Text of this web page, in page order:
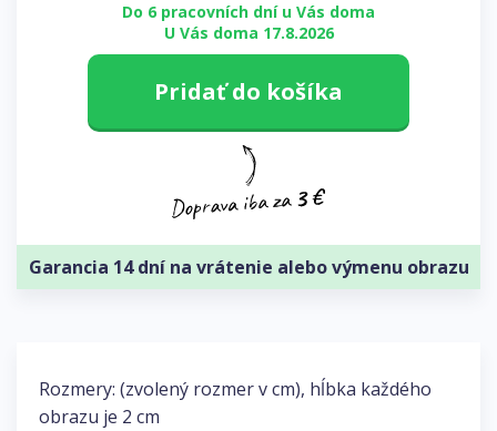
Rozmery: (zvolený rozmer v cm), hĺbka každého
obrazu je 2 cm
Do 6 pracovních dní u Vás doma
U Vás doma 17.8.2026
Pridať do košíka
Garancia 14 dní na vrátenie alebo výmenu obrazu